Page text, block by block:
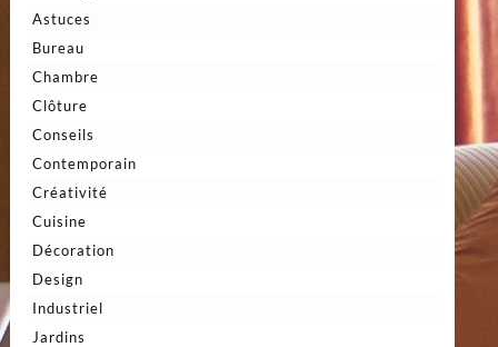
Astuces
Bureau
Chambre
Clôture
Conseils
Contemporain
Créativité
Cuisine
Décoration
Design
Industriel
Jardins